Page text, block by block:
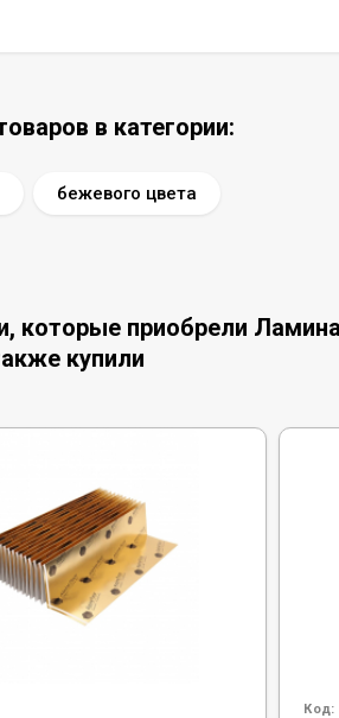
в категории:
бежевого цвета
которые приобрели
купили
Код: